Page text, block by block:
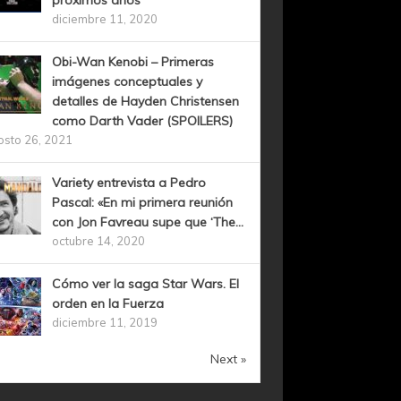
diciembre 11, 2020
Obi-Wan Kenobi – Primeras
imágenes conceptuales y
detalles de Hayden Christensen
como Darth Vader (SPOILERS)
26, 2021
Variety entrevista a Pedro
Pascal: «En mi primera reunión
con Jon Favreau supe que ‘The...
octubre 14, 2020
Cómo ver la saga Star Wars. El
orden en la Fuerza
diciembre 11, 2019
Next »